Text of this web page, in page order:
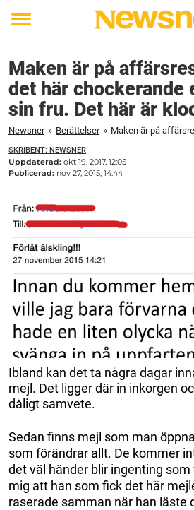
Toggle
Maken är på
det här chockerande
sin fru. Det här är
Newsner » Berättelser »
SKRIBENT: NEWSNER
Uppdaterad: okt 19, 2017, 12:05
Publicerad: nov 27, 2015, 14:44
Ibland kan det ta några dagar
mejl. Det ligger där in inkorgen
dåligt samvete.
Sedan finns mejl som man
som förändrar allt. De kommer
det väl händer blir ingenting
mig att han som fick det här
raserade samman när han läste